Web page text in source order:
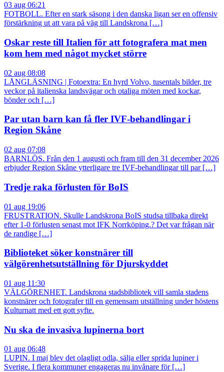
03 aug 06:21
FOTBOLL. Efter en stark säsong i den danska ligan ser en offensiv
förstärkning ut att vara på väg till Landskrona […]
Oskar reste till Italien för att fotografera mat men
kom hem med något mycket större
02 aug 08:08
LÅNGLÄSNING | Fotoextra: En hyrd Volvo, tusentals bilder, tre
veckor på italienska landsvägar och otaliga möten med kockar,
bönder och […]
Par utan barn kan få fler IVF-behandlingar i
Region Skåne
02 aug 07:08
BARNLÖS. Från den 1 augusti och fram till den 31 december 2026
erbjuder Region Skåne ytterligare tre IVF-behandlingar till par […]
Tredje raka förlusten för BoIS
01 aug 19:06
FRUSTRATION. Skulle Landskrona BoIS studsa tillbaka direkt
efter 1-0 förlusten senast mot IFK Norrköping.? Det var frågan när
de randige […]
Biblioteket söker konstnärer till
välgörenhetsutställning för Djurskyddet
01 aug 11:30
VÄLGÖRENHET. Landskrona stadsbibliotek vill samla stadens
konstnärer och fotografer till en gemensam utställning under höstens
Kulturnatt med ett gott syfte.
Nu ska de invasiva lupinerna bort
01 aug 06:48
LUPIN. I maj blev det olagligt odla, sälja eller sprida lupiner i
Sverige. I flera kommuner engageras nu invånare för […]